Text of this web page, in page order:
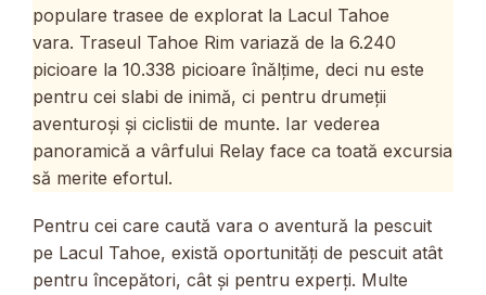
populare trasee de explorat la Lacul Tahoe
vara. Traseul Tahoe Rim variază de la 6.240
picioare la 10.338 picioare înălțime, deci nu este
pentru cei slabi de inimă, ci pentru drumeții
aventuroși și ciclistii de munte. Iar vederea
panoramică a vârfului Relay face ca toată excursia
să merite efortul.
Pentru cei care caută vara o aventură la pescuit
pe Lacul Tahoe, există oportunități de pescuit atât
pentru începători, cât și pentru experți. Multe